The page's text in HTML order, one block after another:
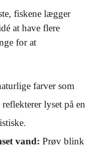
fiskene lægger
at have flere
for at
farver som
lyset på en
vand: Prøv blink